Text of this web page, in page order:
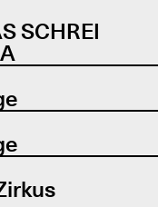
SCHREI